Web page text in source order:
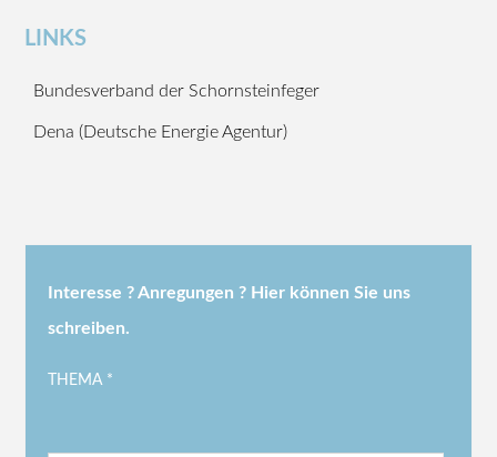
LINKS
Bundesverband der Schornsteinfeger
Dena (Deutsche Energie Agentur)
Interesse ? Anregungen ? Hier können Sie uns
schreiben.
THEMA *